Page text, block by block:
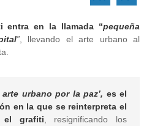
entra en la llamada “pequeña
”, llevando el arte urbano al
urbano por la paz’, es el
en la que se reinterpreta el
el grafiti, resignificando los